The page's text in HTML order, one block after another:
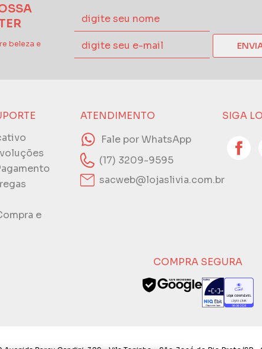
beleza e
e
ATENDIMENTO
Fale por WhatsApp
(17) 3209-9595
sacweb@lojaslivia.com.br
SIGA
COMPRA SEGURA